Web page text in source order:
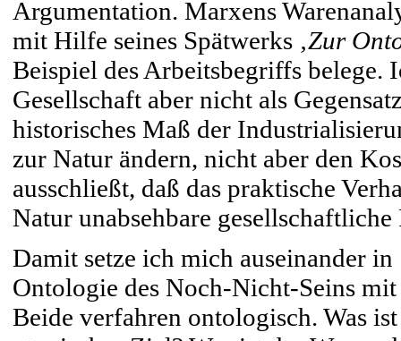
Argumentation. Marxens
mit Hilfe seines Spätwerks ‚Zur
Beispiel des Arbeitsbegriffs belege.
Gesellschaft aber nicht als
historisches Maß der
zur Natur ändern, nicht aber den
ausschließt, daß das praktische
Natur unabsehbare
Damit setze ich mich auseinander in
Ontologie des Noch-Nicht-Seins
Beide verfahren ontologisch. Was